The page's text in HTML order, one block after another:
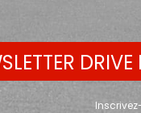
DRIVE